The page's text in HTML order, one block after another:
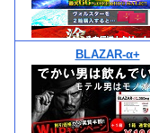
BLAZAR-α+